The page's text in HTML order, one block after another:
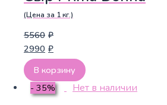
(Цена за 1 кг.)
5560 ₽
2990 ₽
В корзину
- 35%
Нет в наличии